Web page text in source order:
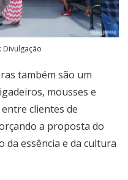
Divulgação
também são um
mousses e
clientes de
a proposta do
da essência e da cultura